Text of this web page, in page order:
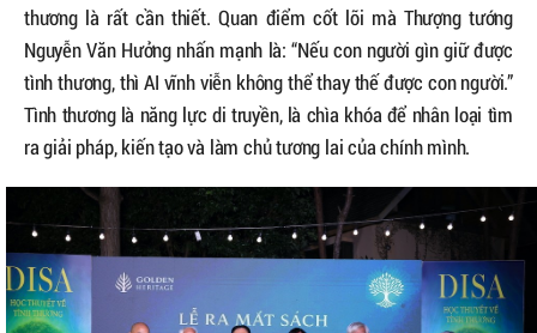
thương là rất cần thiết. Quan điểm cốt lõi mà Thượng tướng
Nguyễn Văn Hưởng nhấn mạnh là: “Nếu con người gìn giữ được
tình thương, thì AI vĩnh viễn không thể thay thế được con người.”
Tình thương là năng lực di truyền, là chìa khóa để nhân loại tìm
ra giải pháp, kiến tạo và làm chủ tương lai của chính mình.